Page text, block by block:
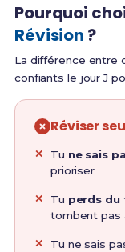
Pourquoi
Révision ?
La différence entre
confiants le jour J
Réviser
Tu ne sais
prioriser
Tu perds du
tombent pas
Tu ne sais